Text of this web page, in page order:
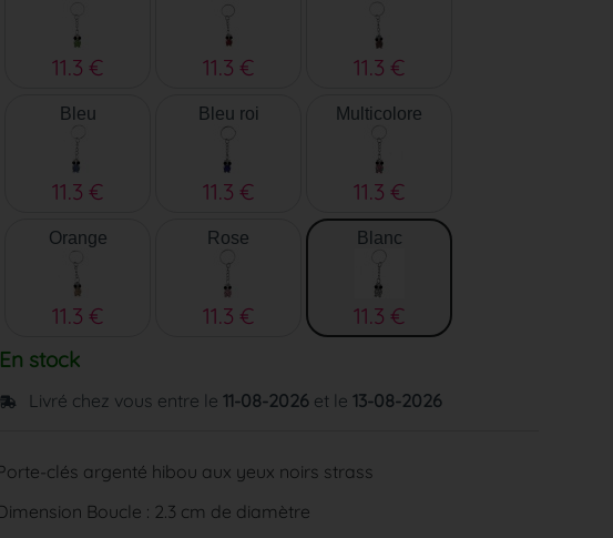
11.3 € 11.3 € 11.3 €
Bleu
11.3 €
Bleu roi
11.3 €
Multicolore
11.3 €
Orange
11.3 €
Rose
11.3 €
Blanc
11.3 €
En stock
Livré chez vous entre le11-08-2026 et le13-08-2026
clés argenté hibou aux yeux noirs strass
Boucle : 2.3 cm de diamètre